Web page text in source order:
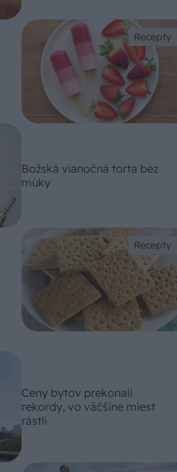
Recepty
Božská vianočná torta bez
múky
Recepty
Ceny bytov prekonali
rekordy, vo väčšine miest
rástli